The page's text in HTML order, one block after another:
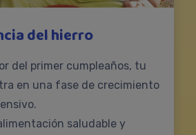
del hierro
del primer cumpleaños, tu
en una fase de crecimiento
saludable y